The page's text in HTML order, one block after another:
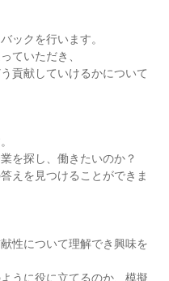
ックを行います。
ていただき、
貢献していけるかについて
を探し、働きたいのか？
えを見つけることができま
性について理解でき興味を
うに役に立てるのか、模擬